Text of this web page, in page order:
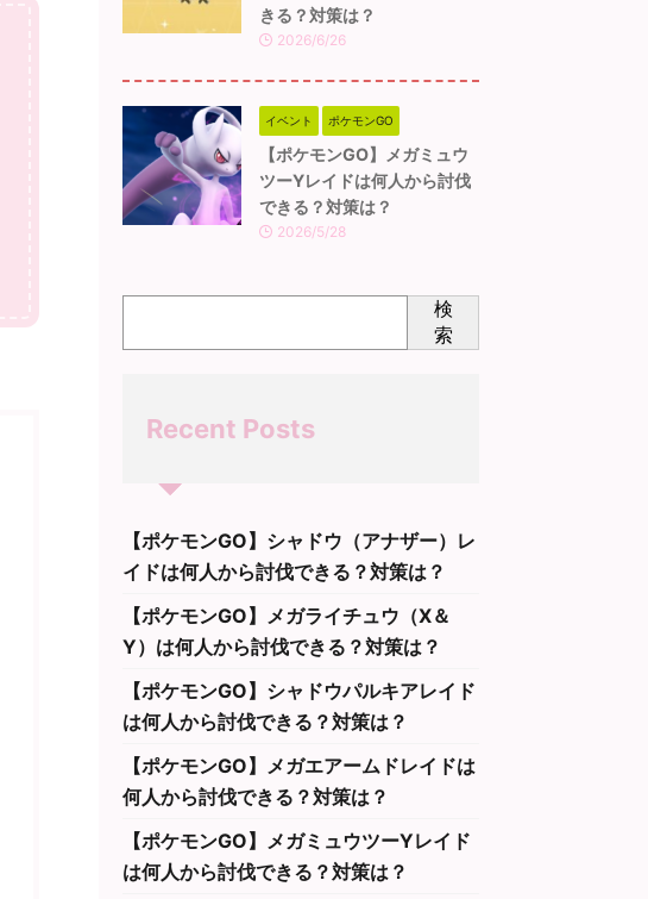
きる？対策は？
2026/6/26
イベント ポケモンGO
【ポケモンGO】メガミュウ
ツーYレイドは何人から討伐
できる？対策は？
2026/5/28
検
索
Recent Posts
【ポケモンGO】シャドウ（アナザー）レ
イドは何人から討伐できる？対策は？
【ポケモンGO】メガライチュウ（X＆
Y）は何人から討伐できる？対策は？
【ポケモンGO】シャドウパルキアレイド
は何人から討伐できる？対策は？
【ポケモンGO】メガエアームドレイドは
何人から討伐できる？対策は？
【ポケモンGO】メガミュウツーYレイド
は何人から討伐できる？対策は？